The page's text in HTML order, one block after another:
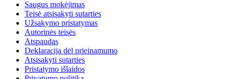
Saugus mokėjimas
Teisė atsisakyti sutarties
Užsakymo pristatymas
Autorinės teisės
Atspaudas
Deklaracija dėl prieinamumo
Atsisakyti sutarties
Pristatymo išlaidos